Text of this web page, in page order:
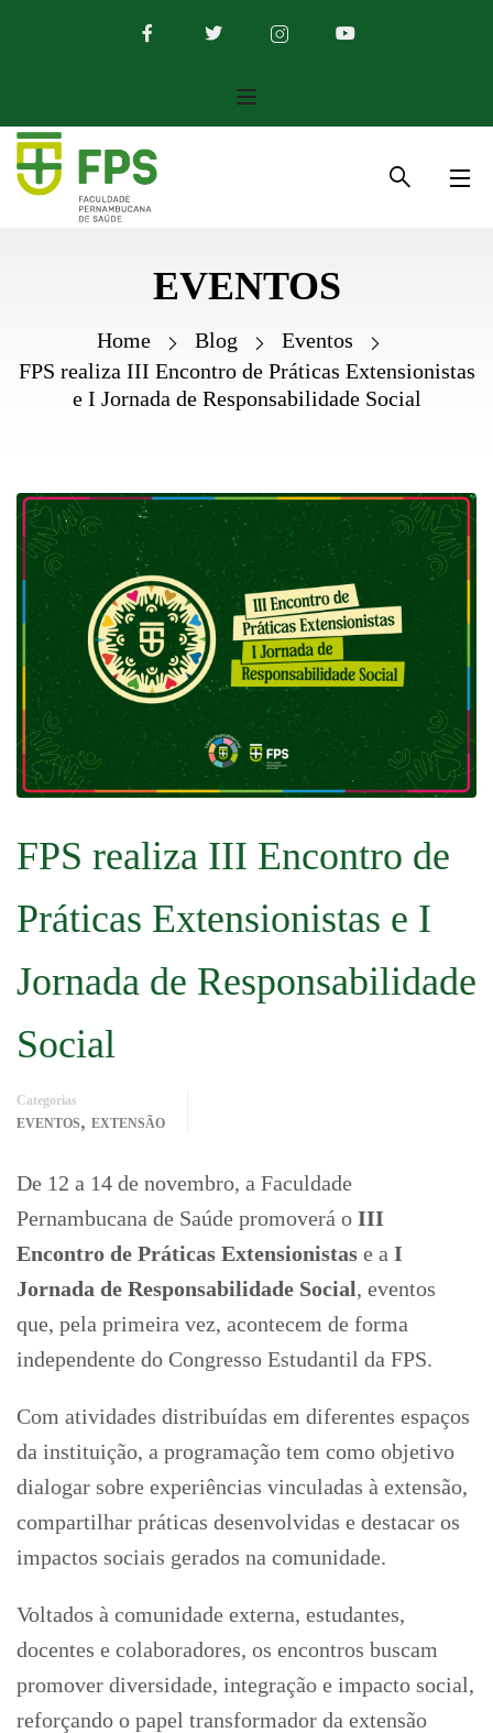
EVENTOS
Home Blog
Eventos
FPS realiza III Encontro de Práticas Extensionistas
e I Jornada de Responsabilidade Social
FPS realiza III Encontro de
Práticas Extensionistas e I
Jornada de Responsabilidade
Social
Categorias
EVENTOS, EXTENSÃO
De 12 a 14 de novembro, a Faculdade
Pernambucana de Saúde promoverá o III
Encontro de Práticas Extensionistas e a I
Jornada de Responsabilidade Social, eventos
que, pela primeira vez, acontecem de forma
independente do Congresso Estudantil da FPS.
Com atividades distribuídas em diferentes espaços
da instituição, a programação tem como objetivo
dialogar sobre experiências vinculadas à extensão,
compartilhar práticas desenvolvidas e destacar os
impactos sociais gerados na comunidade.
Voltados à comunidade externa, estudantes,
docentes e colaboradores, os encontros buscam
promover diversidade, integração e impacto social,
reforçando o papel transformador da extensão